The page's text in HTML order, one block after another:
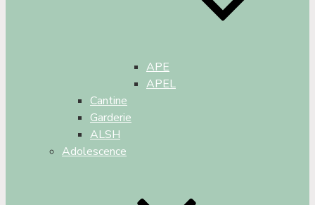
APE
APEL
Cantine
Garderie
ALSH
Adolescence